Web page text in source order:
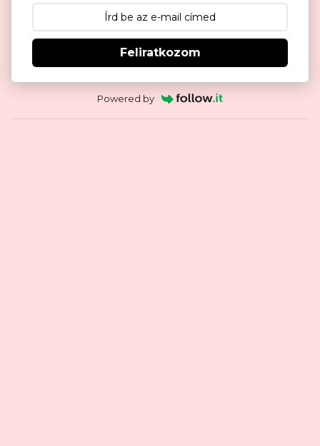
Feliratkozom
Powered by